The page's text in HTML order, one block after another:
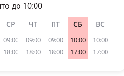
до 10:00
СР
09:00
18:00
ЧТ
09:00
18:00
ПТ
09:00
18:00
СБ
10:00
17:00
ВС
10:00
17:00